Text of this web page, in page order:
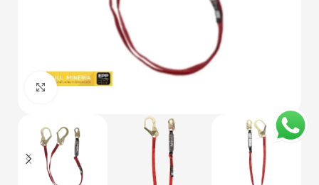
Haga Click para agrandar